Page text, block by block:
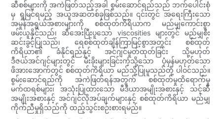
ဆီစစ်များကို အကဲဖြတ်သည့်အခါ စွမ်းဆောင်ရည်သည် ဘက်ပေါင်းစုံ
မှ ရှုမြင်ရမည့် အယူအဆတစ်ခုဖြစ်သည်။ ၎င်းတွင် အရေးကြီးသော
အမှုန်အရွယ်အစားများကို စစ်ထုတ်ကိရိယာက မည်မျှကောင်းစွာ
ဖမ်းယူနိုင်သည်၊ ဆီအေးပြီးပူသော viscosities များတွင် မည်မျှစီး
ဆင်းခွင့်ပြုသည်၊ ရေစစ်ထုတ်ချိန်ကြာမြင့်စွာအတွင်း စစ်ထုတ်
ကိရိယာ၏ ခံနိုင်ရည်နှင့် အင်ဂျင်မှုတ်ထုတ်ခြင်း သို့မဟုတ်
ဒီဇယ်အင်ဂျင်များတွင် မီးခိုးများခြင်းကဲ့သို့သော ပုံမှန်မဟုတ်သော
ဖိအားအောက်တွင် စစ်ထုတ်ကိရိယာ မည်သို့ပြုမူသည်တို့ ပါဝင်သည်။
စွမ်းဆောင်ရည်ကို အကဲဖြတ်ရန်အတွက် စစ်ထုတ်မှုထိရောက်မှု
မက်ထရစ်များ၊ အသုံးပြုထားသော မီဒီယာအမျိုးအစားနှင့် သင့်ဆီ
အမျိုးအစားနှင့် အင်ဂျင်လိုအပ်ချက်များနှင့် စစ်ထုတ်ကိရိယာ မည်မျှ
ကိုက်ညီမှုရှိသည်ကို ထည့်သွင်းစဉ်းစားရမည်။